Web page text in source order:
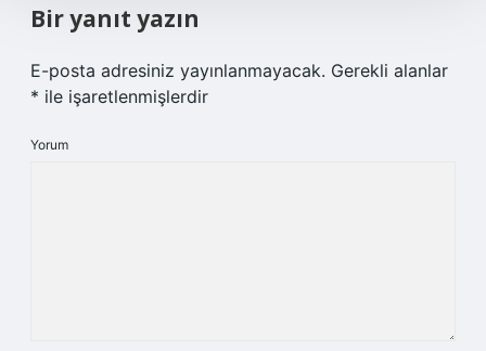
Bir yanıt yazın
E-posta adresiniz yayınlanmayacak. Gerekli alanlar
* ile işaretlenmişlerdir
Yorum